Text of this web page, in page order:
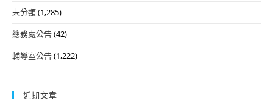
未分類(1,285)
總務處公告(42)
輔導室公告(1,222)
近期文章